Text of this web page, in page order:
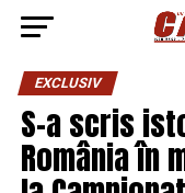
EXCLUSIV
S-a scris
România în